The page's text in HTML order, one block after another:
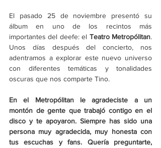
El pasado 25 de noviembre presentó su
álbum en uno de los recintos más
importantes del deefe: el Teatro Metropólitan.
Unos días después del concierto, nos
adentramos a explorar este nuevo universo
con diferentes temáticas y tonalidades
oscuras que nos comparte Tino.
En el Metropólitan le agradeciste a un
montón de gente que trabajó contigo en el
disco y te apoyaron. Siempre has sido una
persona muy agradecida, muy honesta con
tus escuchas y fans. Quería preguntarte,